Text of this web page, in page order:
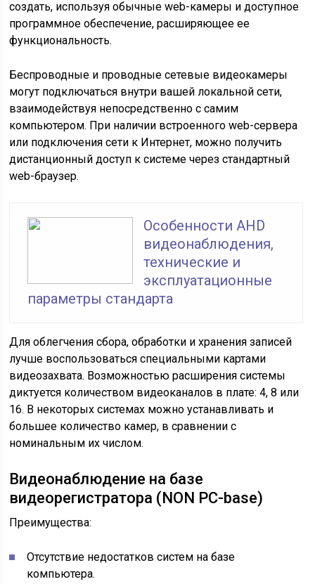
создать, используя обычные web-камеры и доступное
программное обеспечение, расширяющее ее
функциональность.
Беспроводные и проводные сетевые видеокамеры
могут подключаться внутри вашей локальной сети,
взаимодействуя непосредственно с самим
компьютером. При наличии встроенного web-сервера
или подключения сети к Интернет, можно получить
дистанционный доступ к системе через стандартный
web-браузер.
Особенности AHD
видеонаблюдения,
технические и
эксплуатационные
параметры стандарта
Для облегчения сбора, обработки и хранения записей
лучше воспользоваться специальными картами
видеозахвата. Возможностью расширения системы
диктуется количеством видеоканалов в плате: 4, 8 или
16. В некоторых системах можно устанавливать и
большее количество камер, в сравнении с
номинальным их числом.
Видеонаблюдение на базе
видеорегистратора (NON PC-base)
Преимущества:
Отсутствие недостатков систем на базе
компьютера.